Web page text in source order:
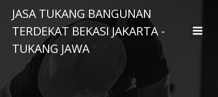
to
content
JASA TUKANG BANGUNAN
TERDEKAT BEKASI JAKARTA -
TUKANG JAWA